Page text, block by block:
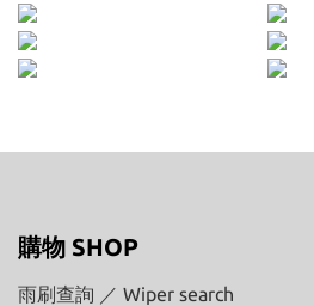
購物 SHOP
雨刷查詢 ／ Wiper search